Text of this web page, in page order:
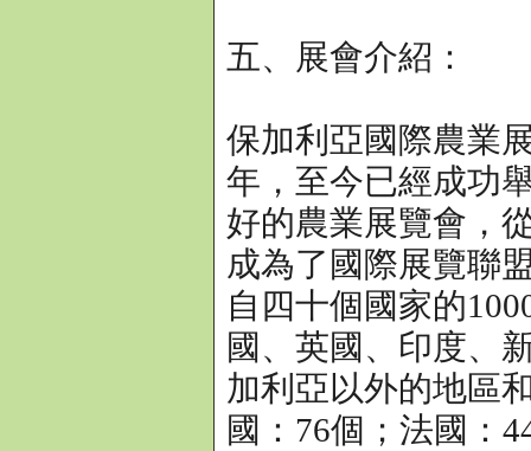
五、展會介紹：
保加利亞國際農業
年，至今已經成功
好的農業展覽會，
成為了國際展覽聯
自四十個國家的
國、英國、印度、
加利亞以外的地區
國：76個；法國：